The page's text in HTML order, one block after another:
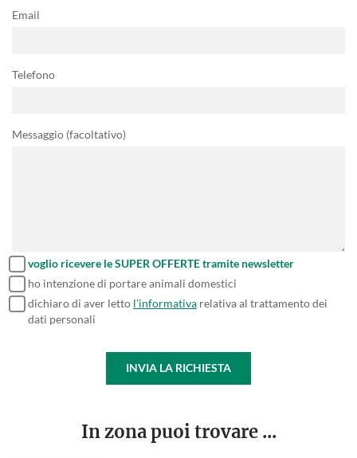
Email
Telefono
Messaggio (facoltativo)
voglio ricevere le SUPER OFFERTE tramite newsletter
ho intenzione di portare animali domestici
dichiaro di aver letto l'informativa relativa al trattamento dei
dati personali
INVIA LA RICHIESTA
In zona puoi trovare ...